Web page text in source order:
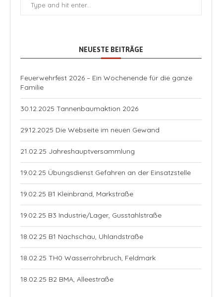
NEUESTE BEITRÄGE
Feuerwehrfest 2026 – Ein Wochenende für die ganze
Familie
30.12.2025 Tannenbaumaktion 2026
29.12.2025 Die Webseite im neuen Gewand
21.02.25 Jahreshauptversammlung
19.02.25 Übungsdienst Gefahren an der Einsatzstelle
19.02.25 B1 Kleinbrand, Markstraße
19.02.25 B3 Industrie/Lager, Gusstahlstraße
18.02.25 B1 Nachschau, Uhlandstraße
18.02.25 TH0 Wasserrohrbruch, Feldmark
18.02.25 B2 BMA, Alleestraße